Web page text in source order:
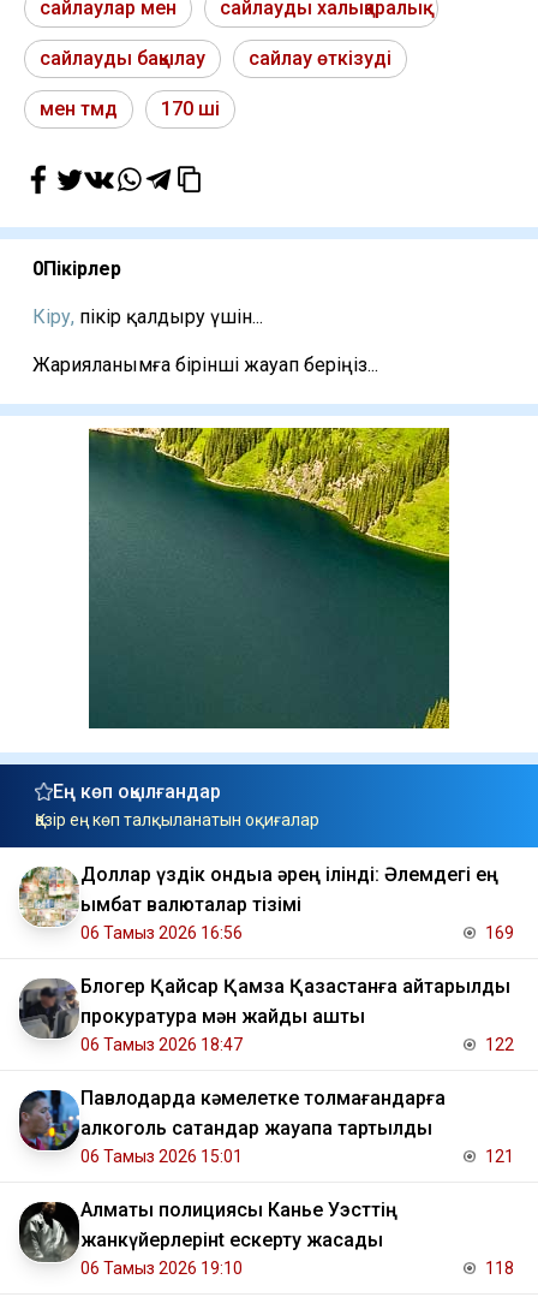
сайлаулар мен сайлауды халықаралық
сайлауды бақылау сайлау өткізуді
мен тмд 170 ші
0Пікірлер
Кіру, пікір қалдыру үшін...
Жарияланымға бірінші жауап беріңіз...
Ең көп оқылғандар
Қазір ең көп талқыланатын оқиғалар
Доллар үздік ондыққа әрең ілінді: Әлемдегі ең
қымбат валюталар тізімі
06 Тамыз 2026 16:56 169
Блогер Қайсар Қамза Қазақстанға қайтарылды
прокуратура мән жайды ашты
06 Тамыз 2026 18:47 122
Павлодарда кәмелетке толмағандарға
алкоголь сатқандар жауапқа тартылды
06 Тамыз 2026 15:01 121
Алматы полициясы Канье Уэсттің
жанкүйерлерінt ескерту жасады
06 Тамыз 2026 19:10 118